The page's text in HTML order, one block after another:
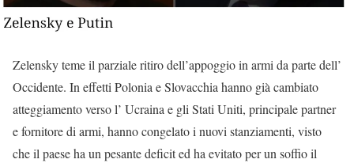
Zelensky teme il parziale ritiro dell’appoggio in armi da parte dell’
Occidente. In effetti Polonia e Slovacchia hanno già cambiato
atteggiamento verso l’ Ucraina e gli Stati Uniti, principale partner
e fornitore di armi, hanno congelato i nuovi stanziamenti, visto
che il paese ha un pesante deficit ed ha evitato per un soffio il